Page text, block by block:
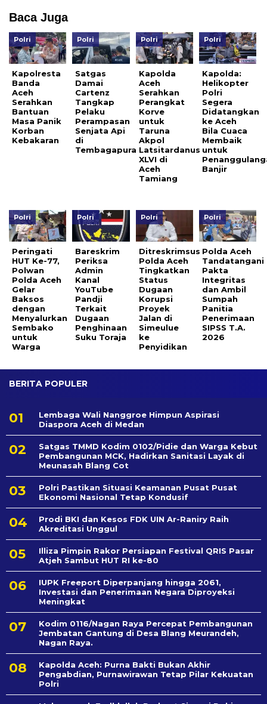
Baca Juga
Polri
Kapolresta
Banda
Aceh
Serahkan
Bantuan
Masa Panik
Korban
Kebakaran
Polri
Satgas
Damai
Cartenz
Tangkap
Pelaku
Perampasan
Senjata Api
di
Tembagapura
Polri
Kapolda
Aceh
Serahkan
Perangkat
Korve
untuk
Taruna
Akpol
Latsitardanus
XLVI di
Aceh
Tamiang
Polri
Kapolda:
Helikopter
Polri
Segera
Didatangkan
ke Aceh
Bila Cuaca
Membaik
untuk
Banjir
Polri
Peringati
HUT Ke-77,
Polwan
Polda Aceh
Gelar
Baksos
dengan
Menyalurkan
Sembako
untuk
Warga
Polri
Bareskrim
Periksa
Admin
Kanal
YouTube
Pandji
Terkait
Dugaan
Penghinaan
Suku Toraja
Polri
Ditreskrimsus
Polda Aceh
Tingkatkan
Status
Dugaan
Korupsi
Proyek
Jalan di
Simeulue
ke
Penyidikan
Polri
Polda Aceh
Tandatangani
Pakta
Integritas
dan Ambil
Sumpah
Panitia
Penerimaan
SIPSS T.A.
2026
BERITA POPULER
Lembaga Wali Nanggroe Himpun Aspirasi
Diaspora Aceh di Medan
Satgas TMMD Kodim 0102/Pidie dan Warga Kebut
Pembangunan MCK, Hadirkan Sanitasi Layak di
Meunasah Blang Cot
Polri Pastikan Situasi Keamanan Pusat Pusat
Ekonomi Nasional Tetap Kondusif
Prodi BKI dan Kesos FDK UIN Ar-Raniry Raih
Akreditasi Unggul
Illiza Pimpin Rakor Persiapan Festival QRIS Pasar
Atjeh Sambut HUT RI ke-80
IUPK Freeport Diperpanjang hingga 2061,
Investasi dan Penerimaan Negara Diproyeksi
Meningkat
Kodim 0116/Nagan Raya Percepat Pembangunan
Jembatan Gantung di Desa Blang Meurandeh,
Nagan Raya.
Kapolda Aceh: Purna Bakti Bukan Akhir
Pengabdian, Purnawirawan Tetap Pilar Kekuatan
Polri